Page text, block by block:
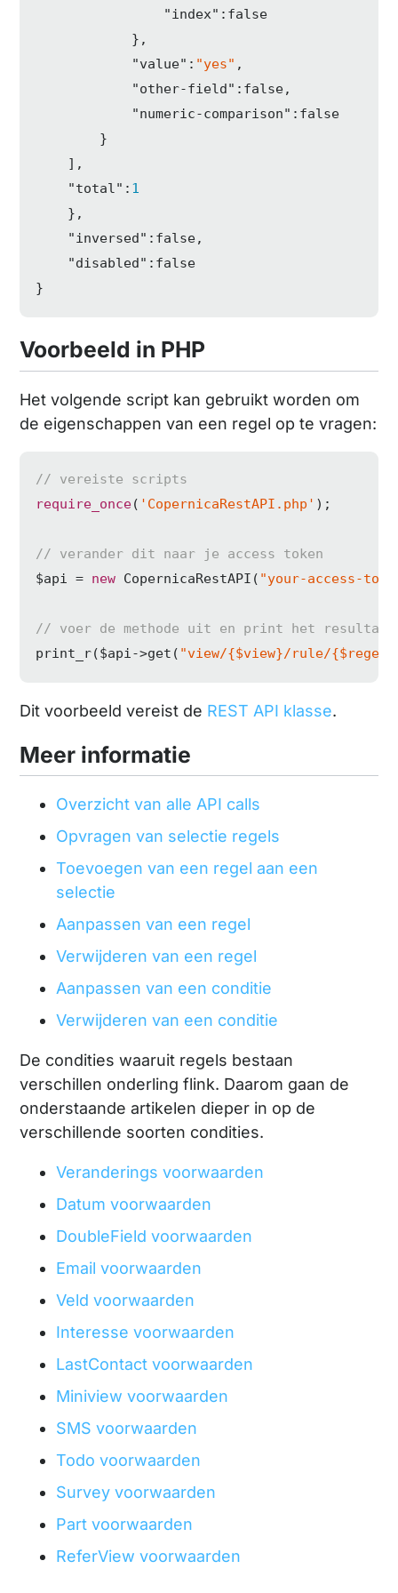
"index" : false
            },
"value" : "yes" ,
"other-field" : false,
"numeric-comparison" : false
        }
    ],
"total" : 1
    },
"inversed" : false,
"disabled" : false
}
Voorbeeld in PHP
Het volgende script kan gebruikt worden om
de eigenschappen van een regel op te vragen:
// vereiste scripts
require_once( 'CopernicaRestAPI.php' );
// verander dit naar je access token
$api = new CopernicaRestAPI( "your-access-
// voer de methode uit en print het resultaat
print_r($api->get( "view/{$view}/rule/
Dit voorbeeld vereist de REST API klasse.
Meer informatie
Overzicht van alle API calls
Opvragen van selectie regels
Toevoegen van een regel aan een
selectie
Aanpassen van een regel
Verwijderen van een regel
Aanpassen van een conditie
Verwijderen van een conditie
De condities waaruit regels bestaan
verschillen onderling flink. Daarom gaan de
onderstaande artikelen dieper in op de
verschillende soorten condities.
Veranderings voorwaarden
Datum voorwaarden
DoubleField voorwaarden
Email voorwaarden
Veld voorwaarden
Interesse voorwaarden
LastContact voorwaarden
Miniview voorwaarden
SMS voorwaarden
Todo voorwaarden
Survey voorwaarden
Part voorwaarden
ReferView voorwaarden